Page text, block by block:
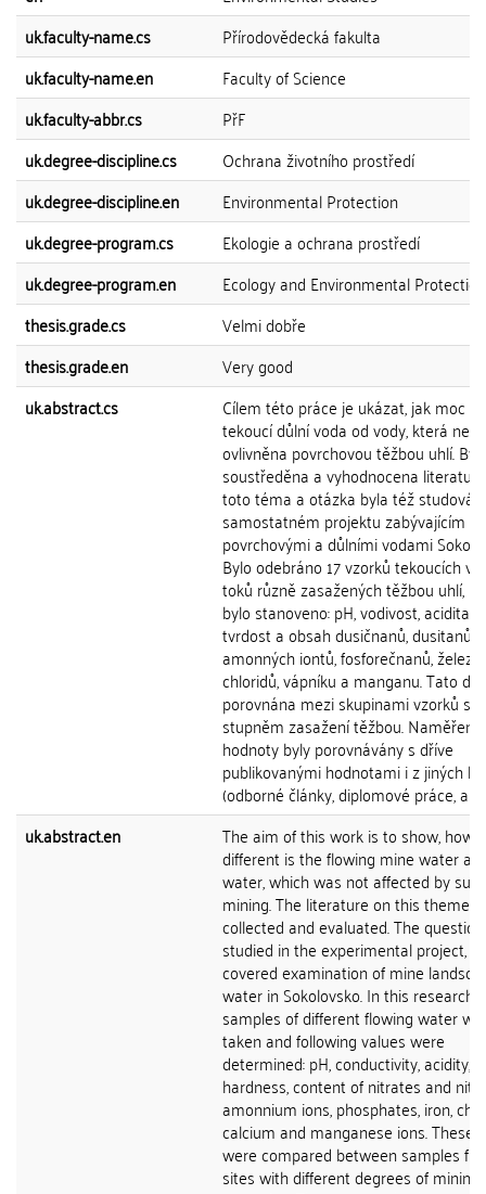
uk.faculty-name.cs
Přírodovědecká fakulta
uk.faculty-name.en
Faculty of Science
uk.faculty-abbr.cs
PřF
uk.degree-discipline.cs
Ochrana životního prostředí
uk.degree-discipline.en
Environmental Protection
uk.degree-program.cs
Ekologie a ochrana prostředí
uk.degree-program.en
Ecology and Environmental Protection
thesis.grade.cs
Velmi dobře
thesis.grade.en
Very good
uk.abstract.cs
Cílem této práce je ukázat, jak moc
tekoucí důlní voda od vody, která není
ovlivněna povrchovou těžbou uhlí.
soustředěna a vyhodnocena
toto téma a otázka byla též
samostatném projektu zabývajícím se
povrchovými a důlními vodami
Bylo odebráno 17 vzorků tekoucích
toků různě zasažených těžbou uhlí, u
bylo stanoveno: pH, vodivost, acidita,
tvrdost a obsah dusičnanů, dusitanů,
amonných iontů, fosforečnanů, železa,
chloridů, vápníku a manganu. Tato
porovnána mezi skupinami vzorků s
stupněm zasažení těžbou. Naměřené
hodnoty byly porovnávány s dříve
publikovanými hodnotami i z jiných
(odborné články, diplomové práce,
uk.abstract.en
The aim of this work is to show, how
different is the flowing mine water
water, which was not affected by
mining. The literature on this theme
collected and evaluated. The
studied in the experimental project,
covered examination of mine
water in Sokolovsko. In this research,
samples of different flowing water
taken and following values were
determined: pH, conductivity, acidity,
hardness, content of nitrates and
amonnium ions, phosphates, iron,
calcium and manganese ions. These
were compared between samples
sites with different degrees of mining